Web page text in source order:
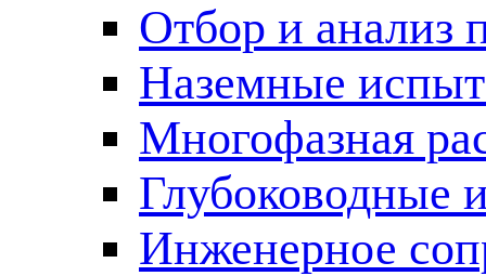
Отбор и анализ
Наземные
Многофазная
Глубоководные
Инженерное